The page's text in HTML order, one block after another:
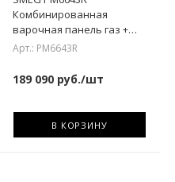
Комбинированная
варочная панель газ +
индукция, 65 см, прямой
Арт.: PM6643R
189 090руб./шт
В КОРЗИНУ